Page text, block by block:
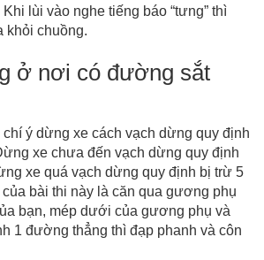
lùi vào nghe tiếng báo “tưng” thì
khỏi chuồng.
ở nơi có đường sắt
ý dừng xe cách vạch dừng quy định
xe chưa đến vạch dừng quy định
xe quá vạch dừng quy định bị trừ 5
bài thi này là căn qua gương phụ
bạn, mép dưới của gương phụ và
1 đường thẳng thì đạp phanh và côn